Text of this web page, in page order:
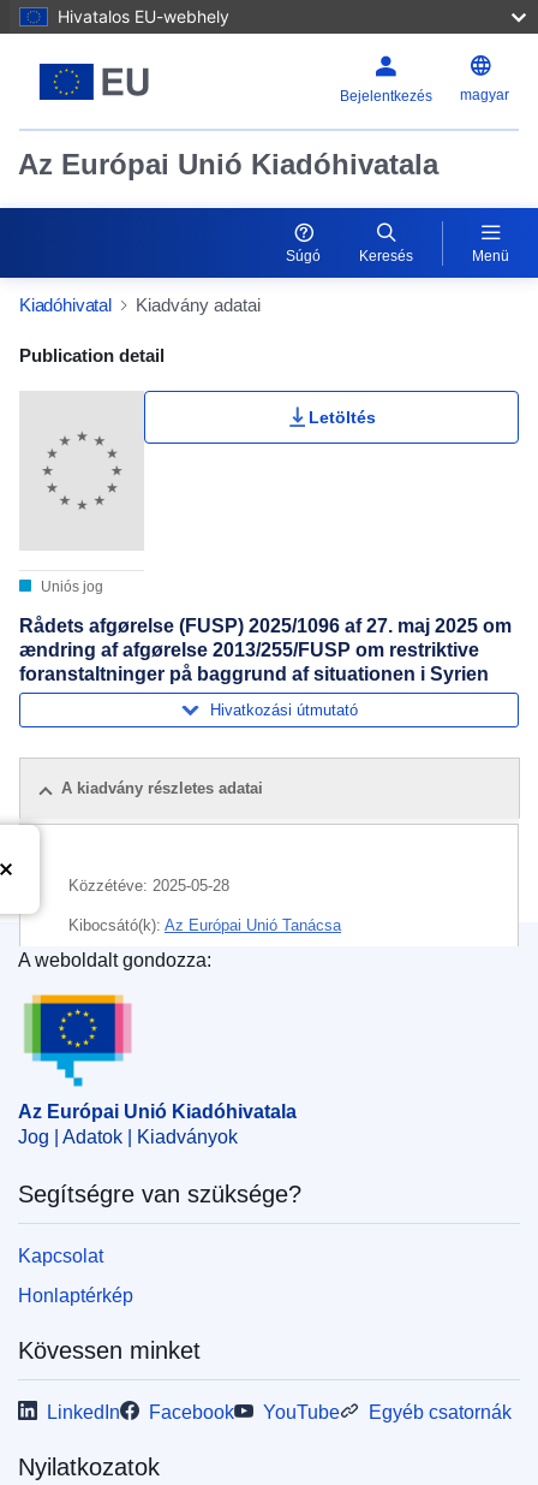
Hivatalos EU-webhely
Bejelentkezés magyar
Az Európai Unió Kiadóhivatala
Súgó Keresés Menü
Kiadóhivatal Kiadvány adatai
Publication Detail Actions Portlet
Publication detail
Uniós jog
Letöltés
Rådets afgørelse (FUSP) 2025/1096 af 27. maj 2025 om
ændring af afgørelse 2013/255/FUSP om restriktive
foranstaltninger på baggrund af situationen i Syrien
Hivatkozási útmutató
A kiadvány részletes adatai
Közzétéve: 2025-05-28
Kibocsátó(k): Az Európai Unió Tanácsa
,kiutasítás
természetes személy
vagyoni eszközök befagyasztása
CELEX : 32025D1096
ELI :dec/2025/1096/oj
OJ : L_202501096
IMMC : ST 8869 2025 INIT
Az Európai Unió Kiadóhivatala
A weboldalt gondozza:
Az Európai Unió Kiadóhivatala
Jog | Adatok | Kiadványok
Segítségre van szüksége?
Kapcsolat
Honlaptérkép
Kövessen minket
LinkedIn Facebook YouTube Egyéb csatornák
Nyilatkozatok